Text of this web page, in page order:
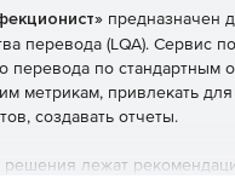
предназначен
перевода (LQA). Сервис
перевода по стандартным
метрикам, привлекать для
создавать отчеты.
решения лежат